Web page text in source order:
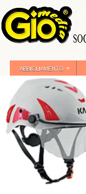
ABBIGLIAMENTO